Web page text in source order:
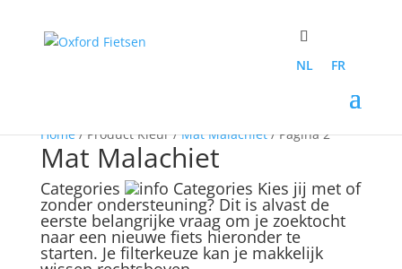
NL FR
Home/ Product Kleur /Mat Malachiet/ Pagina 2
Mat Malachiet
Categories Categories Kies jij met of
zonder ondersteuning? Dit is alvast de
eerste belangrijke vraag om je zoektocht
naar een nieuwe fiets hieronder te
starten. Je filterkeuze kan je makkelijk